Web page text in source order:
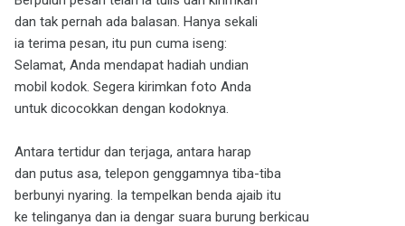
dan tak pernah ada balasan. Hanya sekali
ia terima pesan, itu pun cuma iseng:
Selamat, Anda mendapat hadiah undian
mobil kodok. Segera kirimkan foto Anda
untuk dicocokkan dengan kodoknya.
Antara tertidur dan terjaga, antara harap
dan putus asa, telepon genggamnya tiba-tiba
berbunyi nyaring. Ia tempelkan benda ajaib itu
ke telinganya dan ia dengar suara burung berkicau